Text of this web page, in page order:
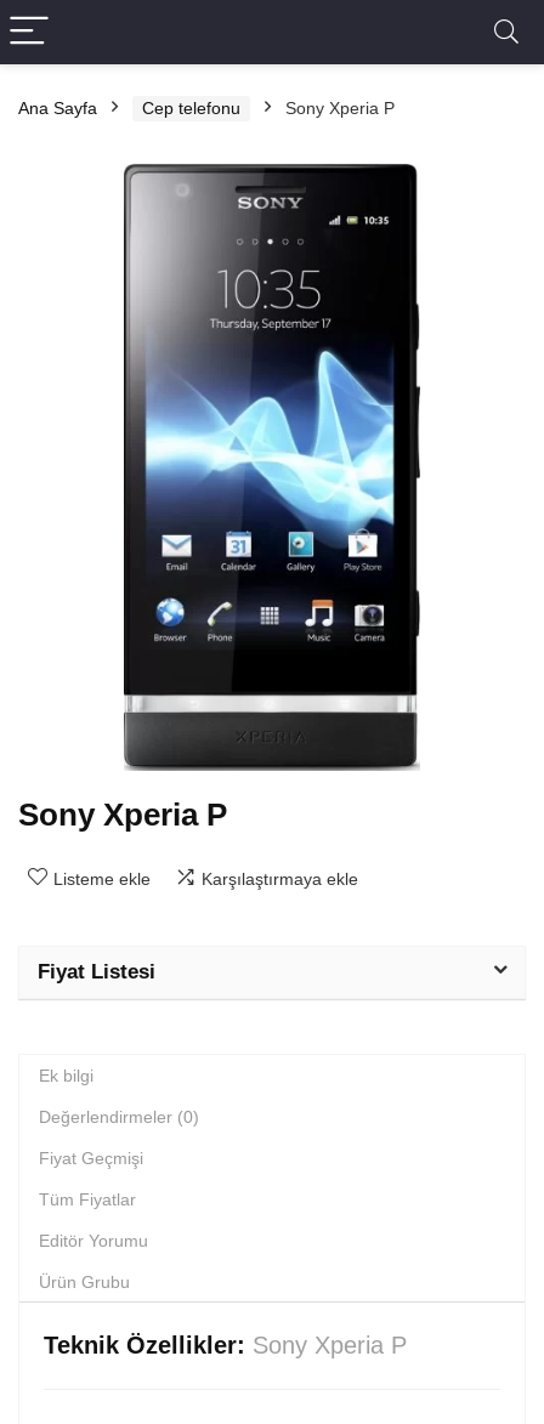
Ana Sayfa Cep telefonu Sony Xperia P
Sony Xperia P
Listeme ekle Karşılaştırmaya ekle
Fiyat Listesi
Ek bilgi
Değerlendirmeler (0)
Fiyat Geçmişi
Tüm Fiyatlar
Editör Yorumu
Ürün Grubu
Teknik Özellikler: Sony Xperia P